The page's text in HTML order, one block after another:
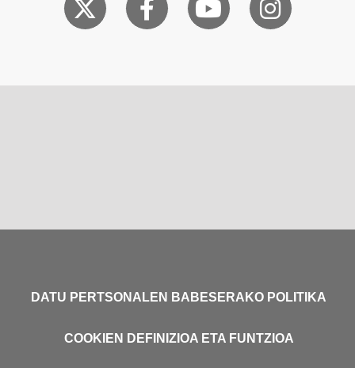
DATU PERTSONALEN BABESERAKO POLITIKA
COOKIEN DEFINIZIOA ETA FUNTZIOA